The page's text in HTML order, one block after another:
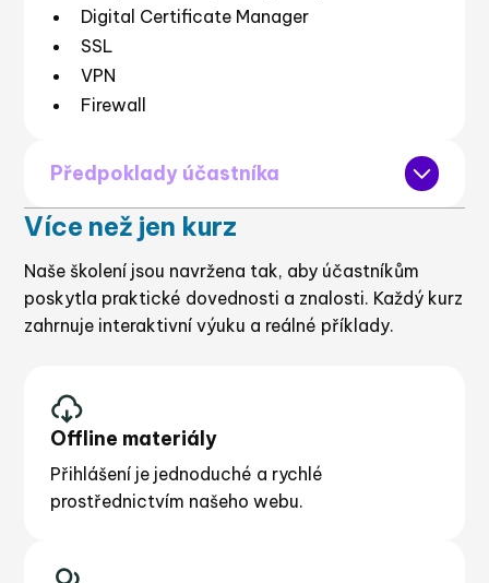
Digital Certificate Manager
SSL
VPN
Firewall
Předpoklady účastníka
Znalost systému AS/400
Více než jen kurz
Naše školení jsou navržena tak, aby účastníkům
poskytla praktické dovednosti a znalosti. Každý kurz
zahrnuje interaktivní výuku a reálné příklady.
Offline materiály
Přihlášení je jednoduché a rychlé
prostřednictvím našeho webu.